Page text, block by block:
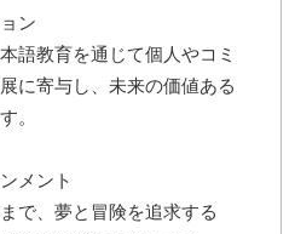
ン
語教育を通じて個人やコミ
に寄与し、未来の価値ある
。
メント
で、夢と冒険を追求する